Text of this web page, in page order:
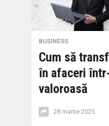
BUSINESS
Cum să
în afaceri
valoroasă
28 martie 2025